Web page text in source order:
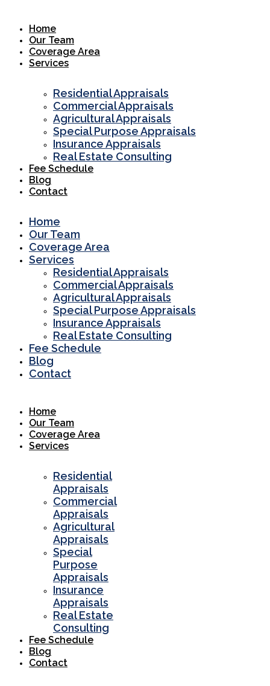
contentHome
Our Team
Coverage Area
Services
Residential Appraisals
Commercial Appraisals
Agricultural Appraisals
Special Purpose Appraisals
Insurance Appraisals
Real Estate Consulting
Fee Schedule
Blog
Contact
Home
Our Team
Coverage Area
Services
Residential Appraisals
Commercial Appraisals
Agricultural Appraisals
Special Purpose Appraisals
Insurance Appraisals
Real Estate Consulting
Fee Schedule
Blog
Contact
Home
Our Team
Coverage Area
Services
Residential
Appraisals
Commercial
Appraisals
Agricultural
Appraisals
Special
Purpose
Appraisals
Insurance
Appraisals
Real Estate
Consulting
Fee Schedule
Blog
Contact